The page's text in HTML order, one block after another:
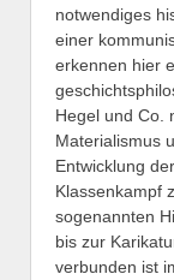
notwendiges
einer
erkennen hier
Hegel und Co.
Materialismus
Entwicklung
Klassenkampf
sogenannten
bis zur
verbunden ist